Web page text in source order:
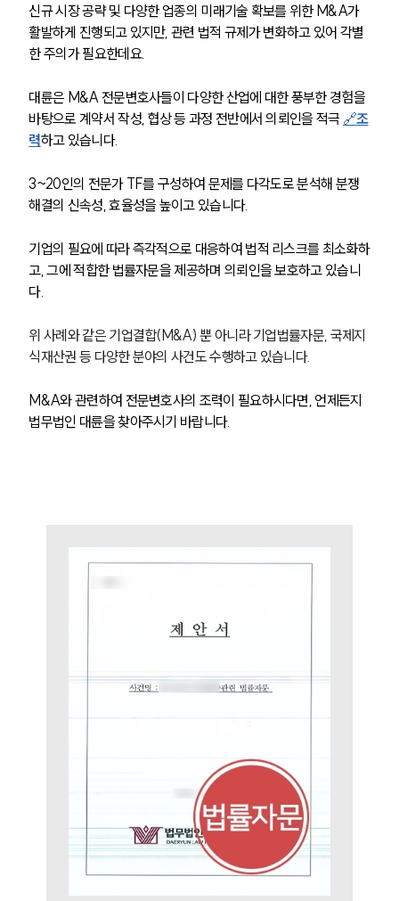
센터소개
AI대륜
업무사례
사례분석/최신동향
법률정보
업무분야
M&A센터 업무
전체
신규 시장 공략 및 다양한 업종의 미래기술 확보를 위한 M&A가
활발하게 진행되고 있지만, 관련 법적 규제가 변화하고 있어 각별
한 주의가 필요한데요.
대륜은 M&A 전문변호사들이 다양한 산업에 대한 풍부한 경험을
바탕으로 계약서 작성, 협상 등 과정 전반에서 의뢰인을 적극 🔗조
력하고 있습니다.
3~20인의 전문가 TF를 구성하여 문제를 다각도로 분석해 분쟁
해결의 신속성, 효율성을 높이고 있습니다.
기업의 필요에 따라 즉각적으로 대응하여 법적 리스크를 최소화하
고, 그에 적합한 법률자문을 제공하며 의뢰인을 보호하고 있습니
다.
위 사례와 같은 기업결합(M&A) 뿐 아니라 기업법률자문, 국제지
식재산권 등 다양한 분야의 사건도 수행하고 있습니다.
M&A와 관련하여 전문변호사의 조력이 필요하시다면, 언제든지
법무법인 대륜을 찾아주시기 바랍니다.